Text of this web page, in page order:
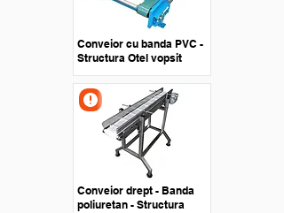
Conveior cu banda PVC -
Structura Otel vopsit
Conveior drept - Banda
poliuretan - Structura